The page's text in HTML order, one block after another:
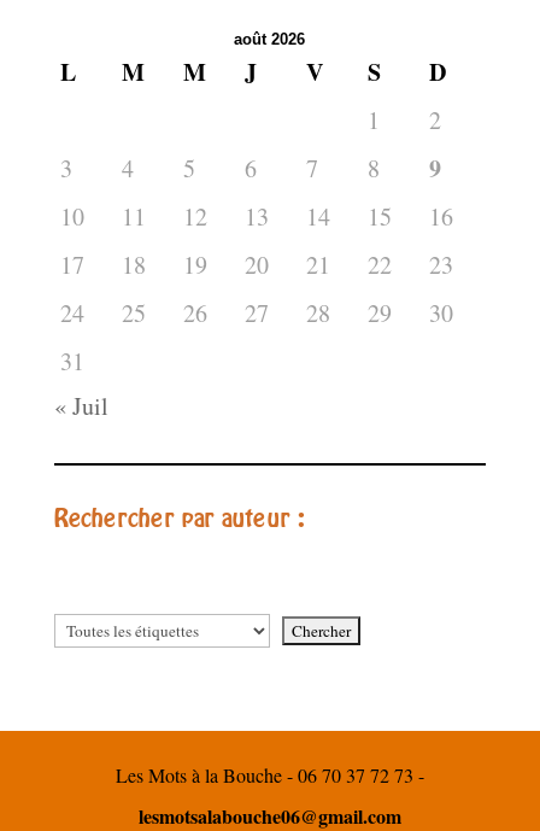
août 2026
L M M J V S D
1
2
3
4 5 6 7 8 9
10 11 12 13 14 15
16
17
18 19 20 21 22
23
24
25 26 27 28 29
30
31
« Juil
Rechercher par auteur :
Les Mots à la Bouche - 06 70 37 72 73 -
lesmotsalabouche06@gmail.com